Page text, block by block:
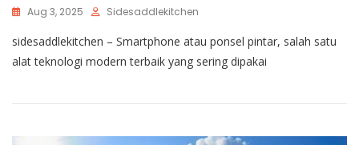
Aug 3, 2025 Sidesaddlekitchen
sidesaddlekitchen – Smartphone atau ponsel pintar, salah satu
alat teknologi modern terbaik yang sering dipakai